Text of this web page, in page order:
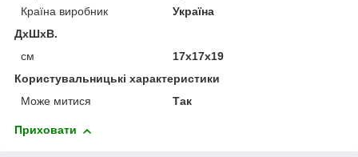
Країна виробник
Україна
ДхШхВ.
см
17х17х19
Користувальницькі характеристики
Може митися
Так
Приховати